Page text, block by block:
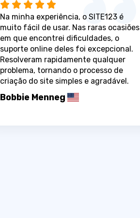
Na minha experiência, o SITE123 é
muito fácil de usar. Nas raras ocasiões
em que encontrei dificuldades, o
suporte online deles foi excepcional.
Resolveram rapidamente qualquer
problema, tornando o processo de
criação do site simples e agradável.
Bobbie Menneg